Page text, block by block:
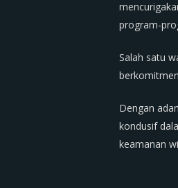
program-
Salah satu
Dengan
kondusif
keamanan